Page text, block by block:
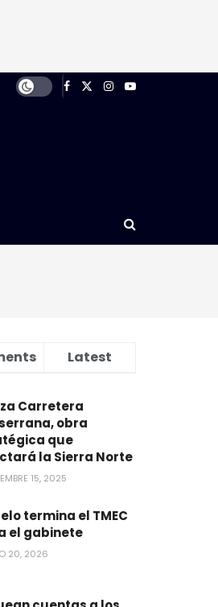
Latest
Carretera
obra
que
la Sierra Norte
15, 2025
termina el TMEC
el gabinete
20, 2026